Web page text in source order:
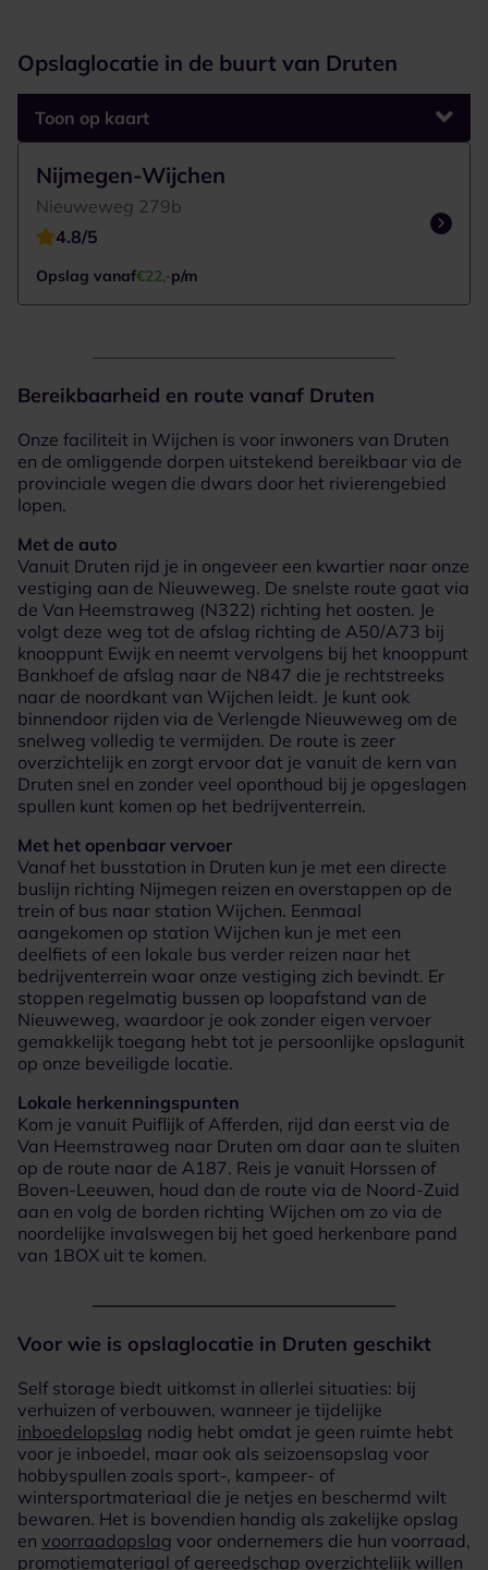
Nijmegen-Wijchen
Nieuweweg 279b
4.8/5
Opslag vanaf€22,-p/m
Toon op kaart
Opslaglocatie in de buurt van Druten
Bereikbaarheid en route vanaf Druten
Onze faciliteit in Wijchen is voor inwoners van Druten
en de omliggende dorpen uitstekend bereikbaar via de
provinciale wegen die dwars door het rivierengebied
lopen.
Met de auto
Vanuit Druten rijd je in ongeveer een kwartier naar onze
vestiging aan de Nieuweweg. De snelste route gaat via
de Van Heemstraweg (N322) richting het oosten. Je
volgt deze weg tot de afslag richting de A50/A73 bij
knooppunt Ewijk en neemt vervolgens bij het knooppunt
Bankhoef de afslag naar de N847 die je rechtstreeks
naar de noordkant van Wijchen leidt. Je kunt ook
binnendoor rijden via de Verlengde Nieuweweg om de
snelweg volledig te vermijden. De route is zeer
overzichtelijk en zorgt ervoor dat je vanuit de kern van
Druten snel en zonder veel oponthoud bij je opgeslagen
spullen kunt komen op het bedrijventerrein.
Met het openbaar vervoer
Vanaf het busstation in Druten kun je met een directe
buslijn richting Nijmegen reizen en overstappen op de
trein of bus naar station Wijchen. Eenmaal
aangekomen op station Wijchen kun je met een
deelfiets of een lokale bus verder reizen naar het
bedrijventerrein waar onze vestiging zich bevindt. Er
stoppen regelmatig bussen op loopafstand van de
Nieuweweg, waardoor je ook zonder eigen vervoer
gemakkelijk toegang hebt tot je persoonlijke opslagunit
op onze beveiligde locatie.
Lokale herkenningspunten
Kom je vanuit Puiflijk of Afferden, rijd dan eerst via de
Van Heemstraweg naar Druten om daar aan te sluiten
op de route naar de A187. Reis je vanuit Horssen of
Boven-Leeuwen, houd dan de route via de Noord-Zuid
aan en volg de borden richting Wijchen om zo via de
noordelijke invalswegen bij het goed herkenbare pand
van 1BOX uit te komen.
Voor wie is opslaglocatie in Druten geschikt
Self storage biedt uitkomst in allerlei situaties: bij
verhuizen of verbouwen, wanneer je tijdelijke
inboedelopslag nodig hebt omdat je geen ruimte hebt
voor je inboedel, maar ook als seizoensopslag voor
hobbyspullen zoals sport-, kampeer- of
wintersportmateriaal die je netjes en beschermd wilt
bewaren. Het is bovendien handig als zakelijke opslag
en voorraadopslag voor ondernemers die hun voorraad,
promotiemateriaal of gereedschap overzichtelijk willen